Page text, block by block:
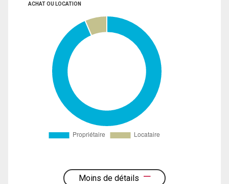
ACHAT OU LOCATION
Moins de détails